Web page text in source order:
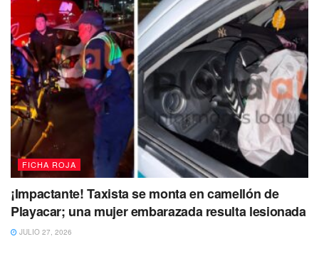
FICHA ROJA
¡Impactante! Taxista se monta en camellón de
Playacar; una mujer embarazada resulta lesionada
JULIO 27, 2026